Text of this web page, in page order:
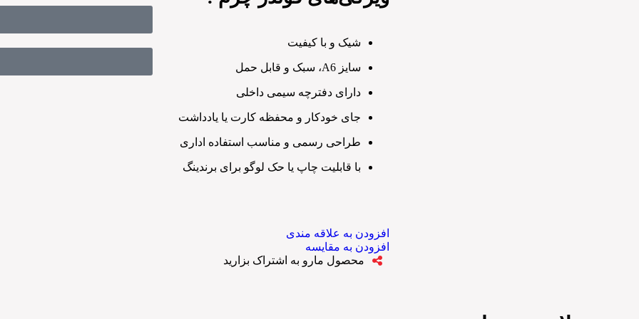
شیک و با کیفیت
سایز A6، سبک و قابل حمل
دارای دفترچه سیمی داخلی
جای خودکار و محفظه کارت یا یادداشت
طراحی رسمی و مناسب استفاده اداری
با قابلیت چاپ یا حک لوگو برای برندینگ
افزودن به علاقه مندی
افزودن به مقایسه
محصول مارو به اشتراک بزارید